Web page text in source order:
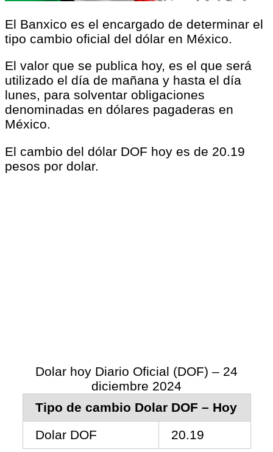
El Banxico es el encargado de determinar el
tipo cambio oficial del dólar en México.
El valor que se publica hoy, es el que será
utilizado el día de mañana y hasta el día
lunes, para solventar obligaciones
denominadas en dólares pagaderas en
México.
El cambio del dólar DOF hoy es de 20.19
pesos por dolar.
Dolar hoy Diario Oficial (DOF) – 24
diciembre 2024
Tipo de cambio Dolar DOF – Hoy
Dolar DOF
20.19